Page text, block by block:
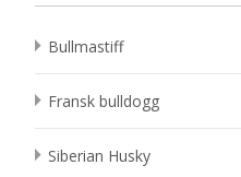
Bullmastiff
Fransk bulldogg
Siberian Husky